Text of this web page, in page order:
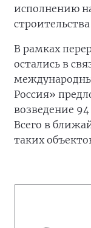
исполнению
В рамках
остались в
Россия»
возведение
Всего в
таких